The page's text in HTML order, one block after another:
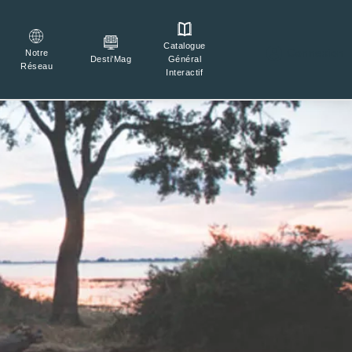
Notre
Réseau
Desti'Mag
Catalogue
Général
Interactif